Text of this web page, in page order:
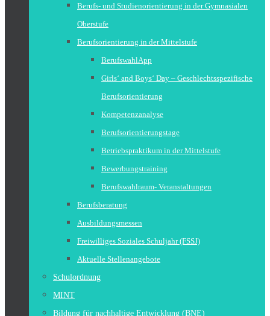
Berufs- und Studienorientierung in der Gymnasialen
Oberstufe
Berufsorientierung in der Mittelstufe
BerufswahlApp
Girls‘ and Boys‘ Day – Geschlechtsspezifische
Berufsorientierung
Kompetenzanalyse
Berufsorientierungstage
Betriebspraktikum in der Mittelstufe
Bewerbungstraining
Berufswahlraum- Veranstaltungen
Berufsberatung
Ausbildungsmessen
Freiwilliges Soziales Schuljahr (FSSJ)
Aktuelle Stellenangebote
Schulordnung
MINT
Bildung für nachhaltige Entwicklung (BNE)